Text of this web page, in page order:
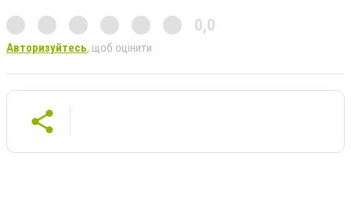
0,0
Авторизуйтесь, щоб оцінити